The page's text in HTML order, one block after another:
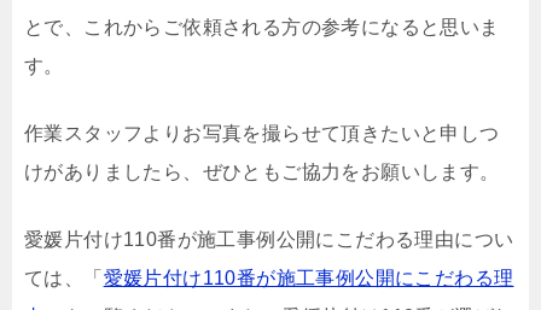
とで、これからご依頼される方の参考になると思いま
す。
作業スタッフよりお写真を撮らせて頂きたいと申しつ
けがありましたら、ぜひともご協力をお願いします。
愛媛片付け110番が施工事例公開にこだわる理由につい
ては、「 愛媛片付け110番が施工事例公開にこだわる理